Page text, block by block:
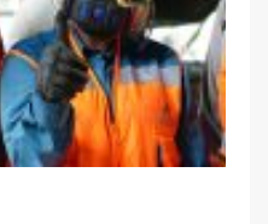
revela cómo el precio
y educación superior
en zonas
producción de